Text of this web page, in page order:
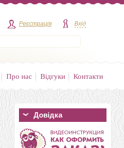
Реєстрація Вхід
Про нас Відгуки Контакти
Довідка